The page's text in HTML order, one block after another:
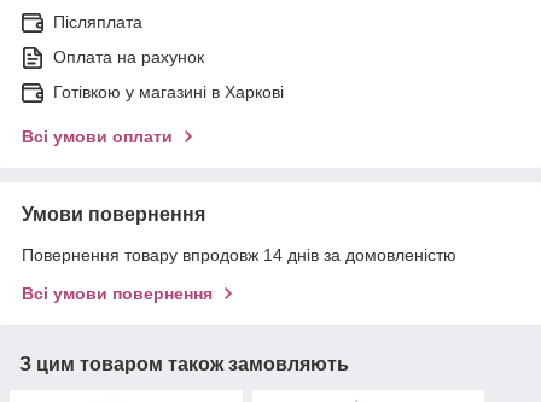
Післяплата
Оплата на рахунок
Готівкою у магазині в Харкові
Всі умови оплати
Умови повернення
Повернення товару впродовж 14 днів за домовленістю
Всі умови повернення
З цим товаром також замовляють